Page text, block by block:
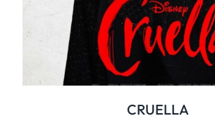
CRUELLA